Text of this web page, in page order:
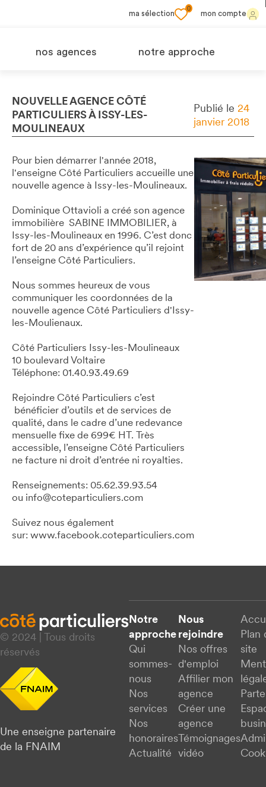
ma sélection
0
mon compte
nos agences notre approche
NOUVELLE AGENCE CÔTÉ
PARTICULIERS À ISSY-LES-
MOULINEAUX
Publié le 24
janvier 2018
Pour bien démarrer l'année 2018,
l'enseigne Côté Particuliers accueille une
nouvelle agence à Issy-les-Moulineaux.
Dominique Ottavioli a créé son agence
immobilière SABINE IMMOBILIER, à
Issy-les-Moulineaux en 1996. C’est donc
fort de 20 ans d’expérience qu’il rejoint
l’enseigne Côté Particuliers.
Nous sommes heureux de vous
communiquer les coordonnées de la
nouvelle agence Côté Particuliers d'Issy-
les-Moulienaux.
Côté Particuliers Issy-les-Moulineaux
10 boulevard Voltaire
Téléphone: 01.40.93.49.69
Rejoindre Côté Particuliers c’est
bénéficier d’outils et de services de
qualité, dans le cadre d’une redevance
mensuelle fixe de 699€ HT. Très
accessible, l’enseigne Côté Particuliers
ne facture ni droit d’entrée ni royalties.
Renseignements: 05.62.39.93.54
ou info@coteparticuliers.com
Suivez nous également
sur: www.facebook.coteparticuliers.com
© 2024 | Tous droits
réservés
Une enseigne partenaire
de la FNAIM
Notre
approche
Qui
sommes-
nous
Nos
services
Nos
honoraires
Actualité
Nous
rejoindre
Nos offres
d'emploi
Affilier mon
agence
Créer une
agence
Témoignages
vidéo
Plan
site